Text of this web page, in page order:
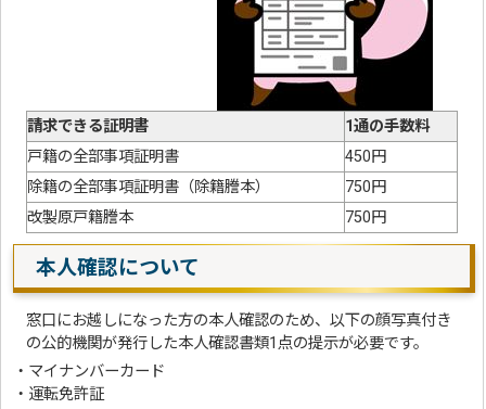
請求できる証明書
1通の手数料
戸籍の全部事項証明書
450円
除籍の全部事項証明書（除籍謄本）
750円
改製原戸籍謄本
750円
本人確認について
窓口にお越しになった方の本人確認のため、以下の顔写真付き
の公的機関が発行した本人確認書類1点の提示が必要です。
・マイナンバーカード
・運転免許証